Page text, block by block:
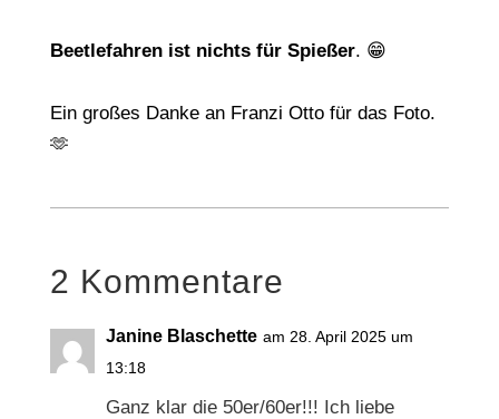
Beetlefahren ist nichts für Spießer. 😁
Ein großes Danke an Franzi Otto für das Foto.
🫶
2 Kommentare
Janine Blaschette am 28. April 2025 um
13:18
Ganz klar die 50er/60er!!! Ich liebe